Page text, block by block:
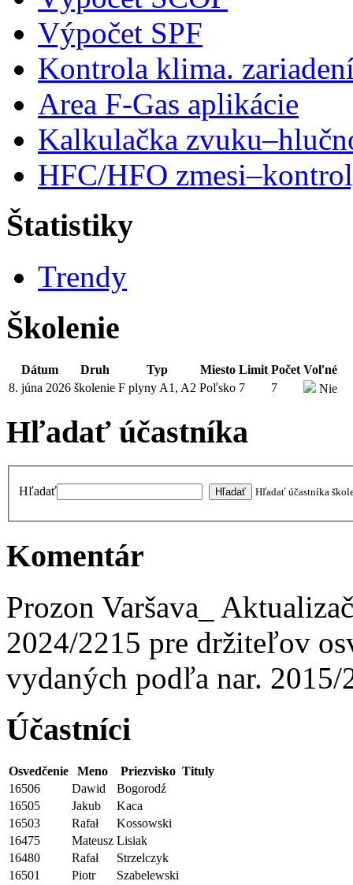
Výpočet SPF
Kontrola klima.
Area F-Gas aplikácie
Kalkulačka
HFC/HFO
Štatistiky
Trendy
Školenie
Dátum Druh Typ Miesto Limit Počet Voľné
8. júna 2026 školenie F plyny A1, A2 Poľsko 7 7 Nie
Hľadať účastníka
Hľadať Hľadať účastníka
Komentár
Prozon Varšava_
2024/2215 pre držiteľov
vydaných podľa nar. 2015/
Účastníci
Osvedčenie Meno Priezvisko Tituly
16506
Dawid
Bogorodź
16505
Jakub
Kaca
16503
Rafał
Kossowski
16475
Mateusz Lisiak
16480
Rafał
Strzelczyk
16501
Piotr
Szabelewski